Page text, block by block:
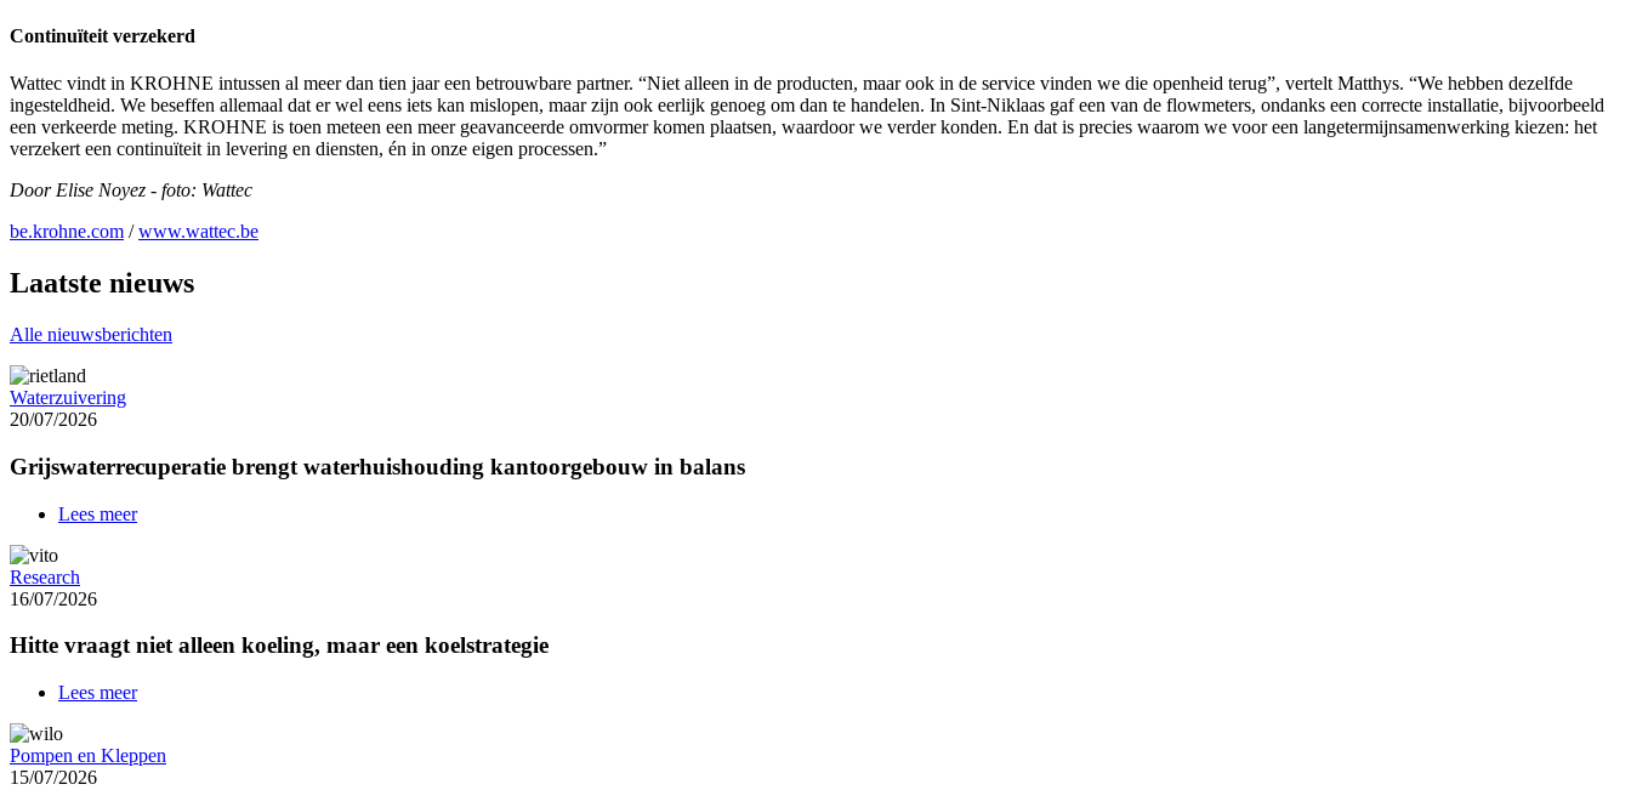
Continuïteit verzekerd
Wattec vindt in KROHNE intussen al meer dan tien jaar een betrouwbare partner. “Niet alleen in de producten, maar ook in de service vinden we die openheid terug”, vertelt Matthys. “We hebben dezelfde
ingesteldheid. We beseffen allemaal dat er wel eens iets kan mislopen, maar zijn ook eerlijk genoeg om dan te handelen. In Sint-Niklaas gaf een van de flowmeters, ondanks een correcte installatie, bijvoorbeeld
een verkeerde meting. KROHNE is toen meteen een meer geavanceerde omvormer komen plaatsen, waardoor we verder konden. En dat is precies waarom we voor een langetermijnsamenwerking kiezen: het
verzekert een continuïteit in levering en diensten, én in onze eigen processen.”
Door Elise Noyez - foto: Wattec
be.krohne.com /www.wattec.be
Laatste nieuws
Alle nieuwsberichten
Waterzuivering
20/07/2026
Grijswaterrecuperatie brengt waterhuishouding kantoorgebouw in balans
Lees meerover
balans
Research
16/07/2026
Hitte vraagt niet alleen koeling, maar een koelstrategie
Lees meerover
niet
Pompen en Kleppen
15/07/2026